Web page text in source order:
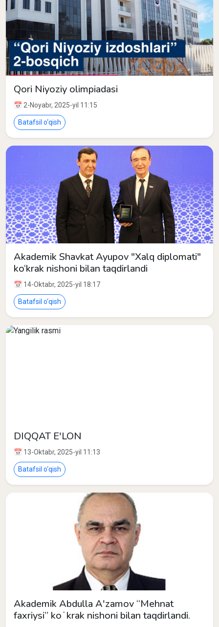
Qori Niyoziy olimpiadasi
📅 2-Noyabr, 2025-yil 11:15
Batafsil o‘qish
Akademik Shavkat Ayupov "Xalq diplomati"
ko‘krak nishoni bilan taqdirlandi
📅 14-Oktabr, 2025-yil 18:17
Batafsil o‘qish
DIQQAT E'LON
📅 13-Oktabr, 2025-yil 11:13
Batafsil o‘qish
Akademik Abdulla A'zamov “Mehnat
faxriysi” koʻkrak nishoni bilan taqdirlandi.